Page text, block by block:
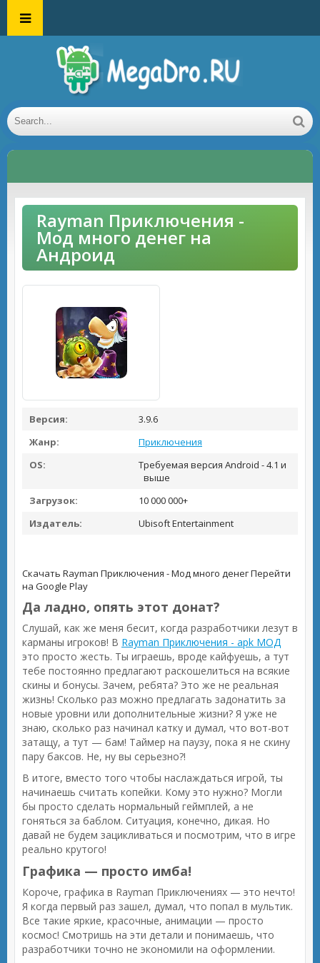
Rayman Приключения -
Мод много денег на
Андроид
Версия:
3.9.6
Жанр:
Приключения
OS:
Требуемая версия Android - 4.1 и
выше
Загрузок:
10 000 000+
Издатель:
Ubisoft Entertainment
Скачать Rayman Приключения - Мод много денегПерейти
на Google Play
Да ладно, опять этот донат?
Слушай, как же меня бесит, когда разработчики лезут в
карманы игроков! В Rayman Приключения - apk МОД
это просто жесть. Ты играешь, вроде кайфуешь, а тут
тебе постоянно предлагают раскошелиться на всякие
скины и бонусы. Зачем, ребята? Это же не реальная
жизнь! Сколько раз можно предлагать задонатить за
новые уровни или дополнительные жизни? Я уже не
знаю, сколько раз начинал катку и думал, что вот-вот
затащу, а тут — бам! Таймер на паузу, пока я не скину
пару баксов. Не, ну вы серьезно?!
В итоге, вместо того чтобы наслаждаться игрой, ты
начинаешь считать копейки. Кому это нужно? Могли
бы просто сделать нормальный геймплей, а не
гоняться за баблом. Ситуация, конечно, дикая. Но
давай не будем зацикливаться и посмотрим, что в игре
реально крутого!
Графика — просто имба!
Короче, графика в Rayman Приключениях — это нечто!
Я когда первый раз зашел, думал, что попал в мультик.
Все такие яркие, красочные, анимации — просто
космос! Смотришь на эти детали и понимаешь, что
разработчики точно не экономили на оформлении.